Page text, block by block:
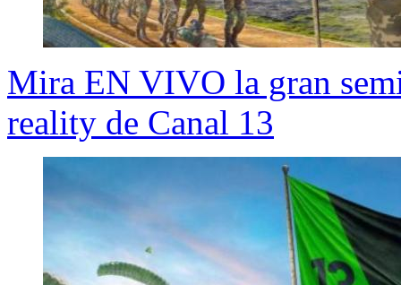
Mira EN VIVO la gran
reality de Canal 13